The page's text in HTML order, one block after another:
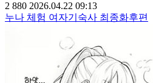
2 880 2026.04.22 09:13
누나 체험 여자기숙사 최종화후편